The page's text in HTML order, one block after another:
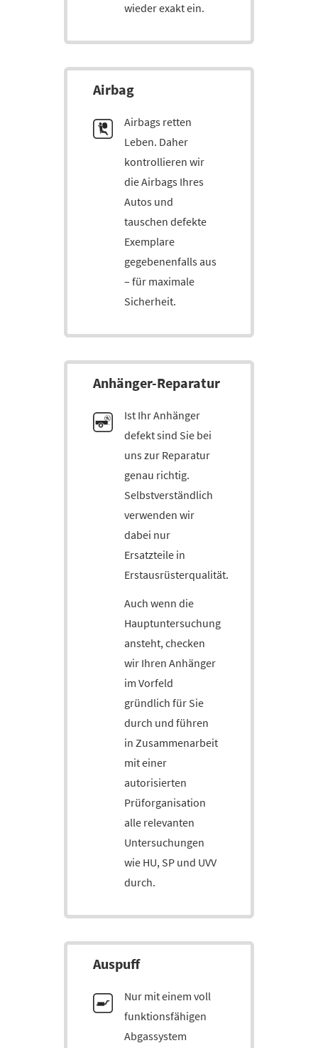
wieder exakt ein.
Airbag
Airbags retten
Leben. Daher
kontrollieren wir
die Airbags Ihres
Autos und
tauschen defekte
Exemplare
gegebenenfalls aus
– für maximale
Sicherheit.
An­hän­ger-Re­pa­ra­tur
Ist Ihr Anhänger
defekt sind Sie bei
uns zur Reparatur
genau richtig.
Selbstverständlich
verwenden wir
dabei nur
Ersatzteile in
Erstausrüsterqualität.
Auch wenn die
Hauptuntersuchung
ansteht, checken
wir Ihren Anhänger
im Vorfeld
gründlich für Sie
durch und führen
in Zusammenarbeit
mit einer
autorisierten
Prüforganisation
alle relevanten
Untersuchungen
wie HU, SP und UVV
durch.
Auspuff
Nur mit einem voll
funktionsfähigen
Abgassystem